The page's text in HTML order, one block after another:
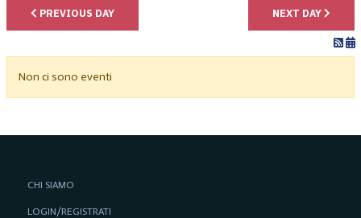
PREVIOUS DAY NEXT DAY
Non ci sono eventi
CHI SIAMO
LOGIN/REGISTRATI